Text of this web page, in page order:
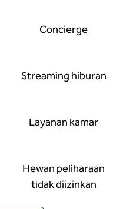
Concierge
Streaming hiburan
Layanan kamar
Hewan peliharaan
tidak diizinkan